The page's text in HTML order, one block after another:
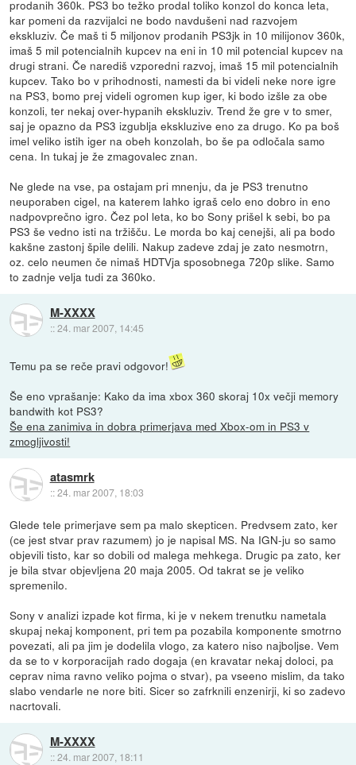
prodanih 360k. PS3 bo težko prodal toliko konzol do konca leta,
kar pomeni da razvijalci ne bodo navdušeni nad razvojem
ekskluziv. Če maš ti 5 miljonov prodanih PS3jk in 10 milijonov 360k,
imaš 5 mil potencialnih kupcev na eni in 10 mil potencial kupcev na
drugi strani. Če narediš vzporedni razvoj, imaš 15 mil potencialnih
kupcev. Tako bo v prihodnosti, namesti da bi videli neke nore igre
na PS3, bomo prej videli ogromen kup iger, ki bodo izšle za obe
konzoli, ter nekaj over-hypanih ekskluziv. Trend že gre v to smer,
saj je opazno da PS3 izgublja ekskluzive eno za drugo. Ko pa boš
imel veliko istih iger na obeh konzolah, bo še pa odločala samo
cena. In tukaj je že zmagovalec znan.
Ne glede na vse, pa ostajam pri mnenju, da je PS3 trenutno
neuporaben cigel, na katerem lahko igraš celo eno dobro in eno
nadpovprečno igro. Čez pol leta, ko bo Sony prišel k sebi, bo pa
PS3 še vedno isti na tržišču. Le morda bo kaj cenejši, ali pa bodo
kakšne zastonj špile delili. Nakup zadeve zdaj je zato nesmotrn,
oz. celo neumen če nimaš HDTVja sposobnega 720p slike. Samo
to zadnje velja tudi za 360ko.
M-XXXX
::24. mar 2007, 14:45
Temu pa se reče pravi odgovor!
Še eno vprašanje: Kako da ima xbox 360 skoraj 10x večji memory
bandwith kot PS3?
Še ena zanimiva in dobra primerjava med Xbox-om in PS3 v
zmogljivosti!
atasmrk
::24. mar 2007, 18:03
Glede tele primerjave sem pa malo skepticen. Predvsem zato, ker
(ce jest stvar prav razumem) jo je napisal MS. Na IGN-ju so samo
objevili tisto, kar so dobili od malega mehkega. Drugic pa zato, ker
je bila stvar objevljena 20 maja 2005. Od takrat se je veliko
spremenilo.
Sony v analizi izpade kot firma, ki je v nekem trenutku nametala
skupaj nekaj komponent, pri tem pa pozabila komponente smotrno
povezati, ali pa jim je dodelila vlogo, za katero niso najboljse. Vem
da se to v korporacijah rado dogaja (en kravatar nekaj doloci, pa
ceprav nima ravno veliko pojma o stvar), pa vseeno mislim, da tako
slabo vendarle ne nore biti. Sicer so zafrknili enzenirji, ki so zadevo
nacrtovali.
M-XXXX
::24. mar 2007, 18:11